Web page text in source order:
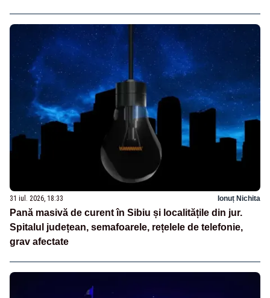
31 iul. 2026, 18:33 Ionuț Nichita
Pană masivă de curent în Sibiu și localitățile din jur.
Spitalul județean, semafoarele, rețelele de telefonie,
grav afectate